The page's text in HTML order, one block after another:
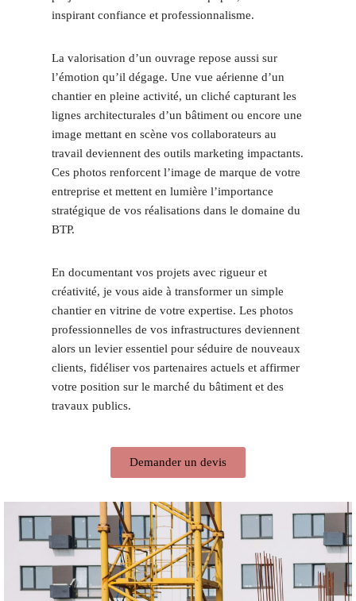
inspirant confiance et professionnalisme.
La valorisation d’un ouvrage repose aussi sur
l’émotion qu’il dégage. Une vue aérienne d’un
chantier en pleine activité, un cliché capturant les
lignes architecturales d’un bâtiment ou encore une
image mettant en scène vos collaborateurs au
travail deviennent des outils marketing impactants.
Ces photos renforcent l’image de marque de votre
entreprise et mettent en lumière l’importance
stratégique de vos réalisations dans le domaine du
BTP.
En documentant vos projets avec rigueur et
créativité, je vous aide à transformer un simple
chantier en vitrine de votre expertise. Les photos
professionnelles de vos infrastructures deviennent
alors un levier essentiel pour séduire de nouveaux
clients, fidéliser vos partenaires actuels et affirmer
votre position sur le marché du bâtiment et des
travaux publics.
Demander un devis